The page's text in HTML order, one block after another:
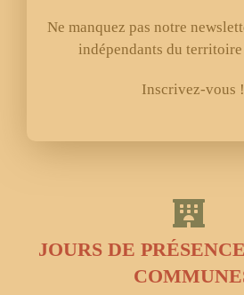
Ne manquez pas notre
indépendants du
Inscrivez-vous !
JOURS DE